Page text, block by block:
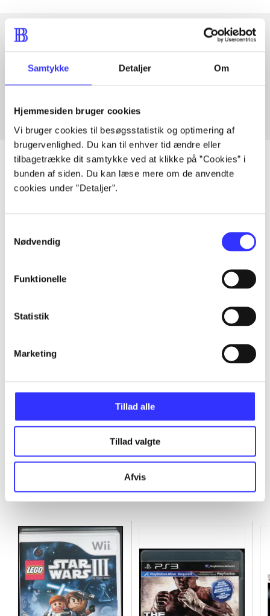
Samtykke Detaljer Om
Hjemmesiden bruger cookies
Vi bruger cookies til besøgsstatistik og optimering af
brugervenlighed. Du kan til enhver tid ændre eller
tilbagetrække dit samtykke ved at klikke på ”Cookies” i
bunden af siden. Du kan læse mere om de anvendte
cookies under ”Detaljer”.
Nødvendig
Funktionelle
Statistik
Marketing
Tillad alle
Tillad valgte
Afvis
Artikler med samme emner
Minder om